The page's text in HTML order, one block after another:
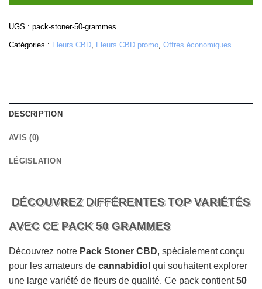
UGS : pack-stoner-50-grammes
Catégories : Fleurs CBD, Fleurs CBD promo, Offres économiques
DESCRIPTION
AVIS (0)
LÉGISLATION
DÉCOUVREZ DIFFÉRENTES TOP VARIÉTÉS
AVEC CE PACK 50 GRAMMES
Découvrez notre Pack Stoner CBD, spécialement conçu
pour les amateurs de cannabidiol qui souhaitent explorer
une large variété de fleurs de qualité. Ce pack contient50